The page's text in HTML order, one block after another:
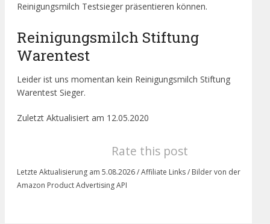
Reinigungsmilch Testsieger präsentieren können.
Reinigungsmilch Stiftung
Warentest
Leider ist uns momentan kein Reinigungsmilch Stiftung
Warentest Sieger.
Zuletzt Aktualisiert am 12.05.2020
Rate this post
Letzte Aktualisierung am 5.08.2026 / Affiliate Links / Bilder von der
Amazon Product Advertising API